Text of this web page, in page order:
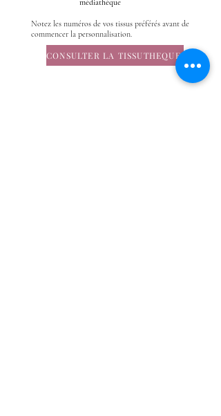
Notez les numéros de vos tissus préférés avant de
commencer la personnalisation.
CONSULTER LA TISSUTHEQUE
médiathèque